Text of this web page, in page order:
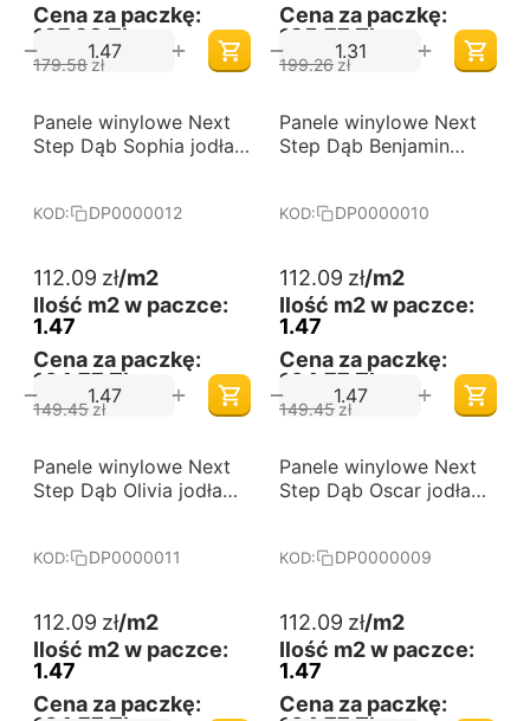
Cena za paczkę:
197,98 Zł
179.58zł
+
−
Cena za paczkę:
195,77 Zł
199.26 zł
+
−
-25%
Darmowa dostawa
od 60 m2
Panele winylowe Next
Step Dąb Sophia jodła
KOD: DP0000012
112.09 zł/m2
Ilość m2 w paczce:
1.47
Cena za paczkę:
164,77 Zł
149.45zł
+
−
-25%
Darmowa dostawa
od 60 m2
Panele winylowe Next
Step Dąb Benjamin
KOD: DP0000010
112.09 zł/m2
Ilość m2 w paczce:
1.47
Cena za paczkę:
164,77 Zł
149.45zł
+
−
-25%
Darmowa dostawa
od 60 m2
Panele winylowe Next
Step Dąb Olivia jodła
KOD: DP0000011
112.09 zł/m2
Ilość m2 w paczce:
1.47
Cena za paczkę:
-25%
Darmowa dostawa
od 60 m2
Panele winylowe Next
Step Dąb Oscar jodła
KOD: DP0000009
112.09 zł/m2
Ilość m2 w paczce:
1.47
Cena za paczkę: